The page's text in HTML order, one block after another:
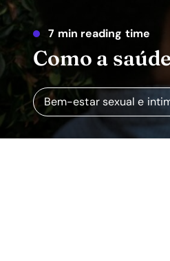
7 min reading time
Como a
Bem-estar sexual e